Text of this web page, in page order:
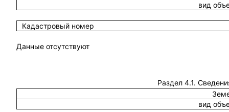
вид
Кадастровый номер
Данные отсутствуют
Раздел 4.1.
вид